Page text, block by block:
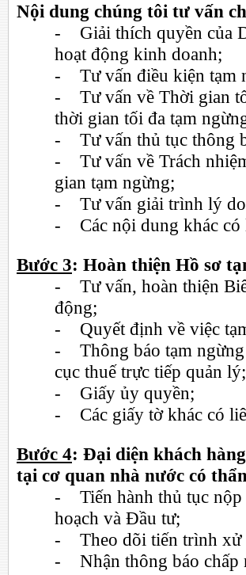
Nội dung chúng tôi tư vấn
- Giải thích quyền của
hoạt động kinh doanh;
- Tư vấn điều kiện tạm
- Tư vấn về Thời gian
thời gian tối đa tạm
- Tư vấn thủ tục thông
- Tư vấn về Trách
gian tạm ngừng;
- Tư vấn giải trình lý do
- Các nội dung khác có
Bước 3: Hoàn thiện Hồ sơ
- Tư vấn, hoàn thiện
động;
- Quyết định về việc
- Thông báo tạm
cục thuế trực tiếp quản lý;
- Giấy ủy quyền;
- Các giấy tờ khác có
Bước 4: Đại diện khách
tại cơ quan nhà nước có
- Tiến hành thủ tục nộp
hoạch và Đầu tư;
- Theo dõi tiến trình xử
- Nhận thông báo chấp